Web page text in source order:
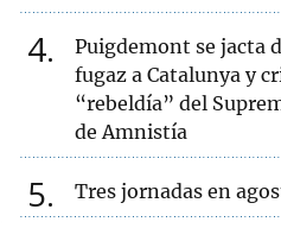
4
Puigdemont se jacta
fugaz a Catalunya y
“rebeldía” del
de Amnistía
5 Tres jornadas en